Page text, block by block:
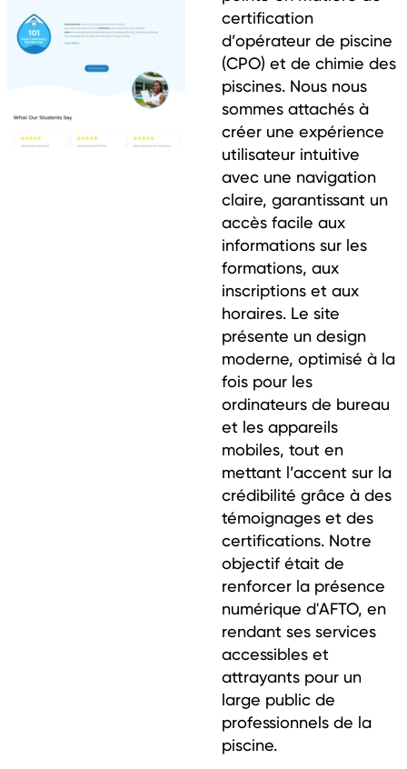
certification
d’opérateur de piscine
(CPO) et de chimie des
piscines. Nous nous
sommes attachés à
créer une expérience
utilisateur intuitive
avec une navigation
claire, garantissant un
accès facile aux
informations sur les
formations, aux
inscriptions et aux
horaires. Le site
présente un design
moderne, optimisé à la
fois pour les
ordinateurs de bureau
et les appareils
mobiles, tout en
mettant l’accent sur la
crédibilité grâce à des
témoignages et des
certifications. Notre
objectif était de
renforcer la présence
numérique d'AFTO, en
rendant ses services
accessibles et
attrayants pour un
large public de
professionnels de la
piscine.